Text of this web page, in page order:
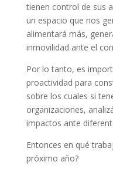
tienen control de sus
un espacio que nos
alimentará más,
inmovilidad ante el
Por lo tanto, es
proactividad para
sobre los cuales si
organizaciones,
impactos ante
Entonces en qué
próximo año?